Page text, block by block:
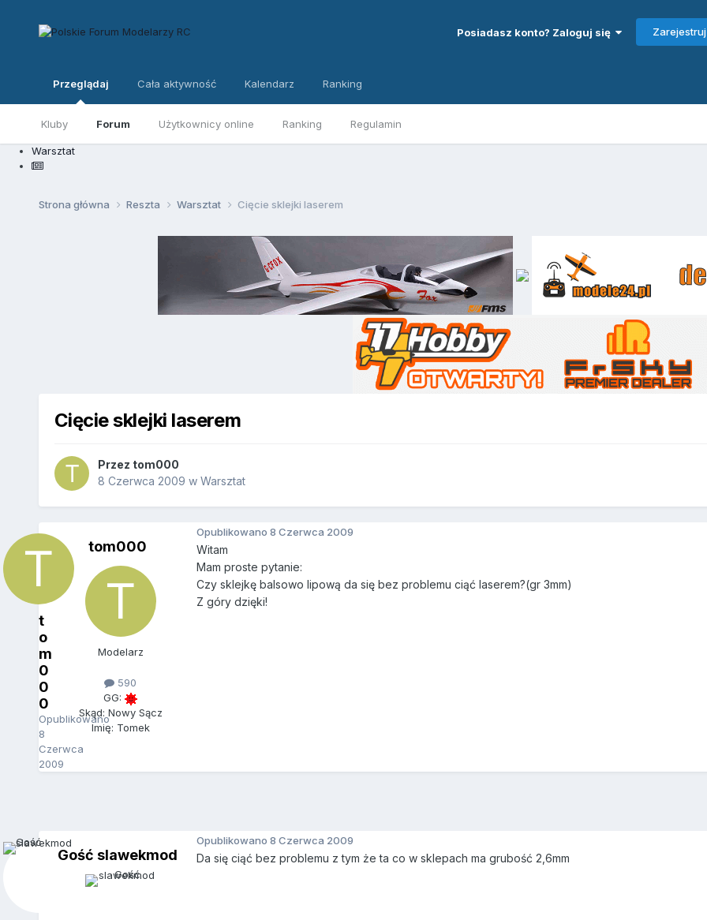
Posiadasz konto? Zaloguj się
Przeglądaj
Kluby Forum Użytkownicy online Ranking Regulamin
Cała aktywność Kalendarz Ranking
Warsztat
Strona główna Reszta Warsztat Cięcie sklejki laserem
Cięcie sklejki laserem
Przez tom000
8 Czerwca 2009 w Warsztat
t
o
m
0
0
0
Opublikowano
8
Czerwca
2009
tom000
Modelarz
590
GG:
Skąd: Nowy Sącz
Imię: Tomek
Opublikowano 8 Czerwca 2009
Witam
Mam proste pytanie:
Czy sklejkę balsowo lipową da się bez problemu ciąć laserem?(gr 3mm)
Z góry dzięki!
Gość slawekmod
Opublikowano 8 Czerwca 2009
Da się ciąć bez problemu z tym że ta co w sklepach ma grubość 2,6mm